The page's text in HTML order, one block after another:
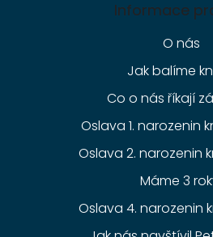
Informace
O nás
Jak balíme
Co o nás říkají
Oslava 1. narozenin
Oslava 2. narozenin
Máme 3
Oslava 4. narozenin